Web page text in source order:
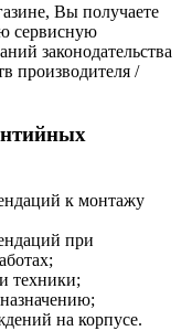
Вы получаете
сервисную
законодательства
производителя /
к монтажу
при
техники;
на корпусе.